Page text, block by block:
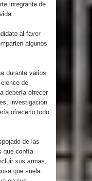
integrante de
al favor
algunos
durante varios
de
debería ofrecer
investigación
ofrecerlo todo
de las
que confía
sus armas,
que suela